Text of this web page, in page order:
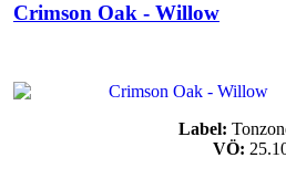
Crimson Oak - Willow
Label:
VÖ: